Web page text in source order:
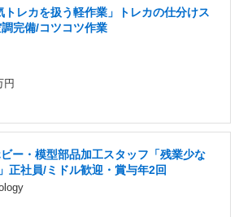
トレカを扱う軽作業」トレカの仕分けス
完備/コツコツ作業
円
ー・模型部品加工スタッフ「残業少な
正社員/ミドル歓迎・賞与年2回